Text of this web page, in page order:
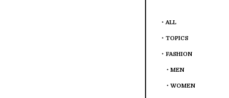
ALL
TOPICS
FASHION
MEN
WOMEN